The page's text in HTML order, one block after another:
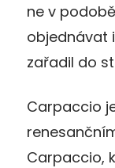
ne v podobě
objednávat
zařadil do
Carpaccio
Carpaccio,